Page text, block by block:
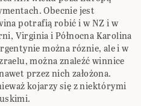
Obecnie jest
potrafią robić i w NZ i w
Virginia i Północna Karolina
można róznie, ale i w
można znaleźć winnice
przez nich założona.
kojarzy się z niektórymi